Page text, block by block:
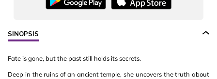
SINOPSIS
Fate is gone, but the past still holds its secrets.
Deep in the ruins of an ancient temple, she uncovers the truth about